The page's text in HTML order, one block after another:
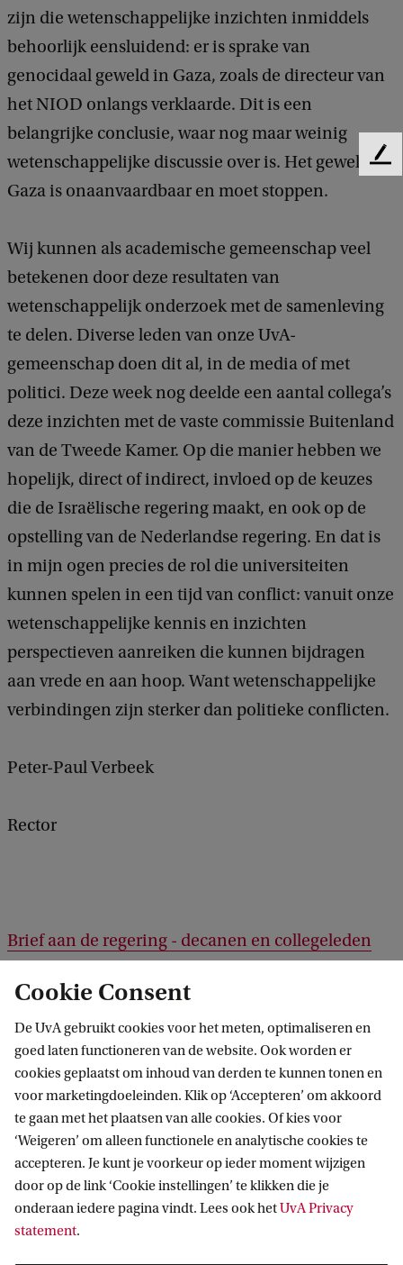
zijn die wetenschappelijke inzichten inmiddels
behoorlijk eensluidend: er is sprake van
genocidaal geweld in Gaza, zoals de directeur van
het NIOD onlangs verklaarde. Dit is een
belangrijke conclusie, waar nog maar weinig
wetenschappelijke discussie over is. Het geweld in
Gaza is onaanvaardbaar en moet stoppen.
Wij kunnen als academische gemeenschap veel
betekenen door deze resultaten van
wetenschappelijk onderzoek met de samenleving
te delen. Diverse leden van onze UvA-
gemeenschap doen dit al, in de media of met
politici. Deze week nog deelde een aantal collega’s
deze inzichten met de vaste commissie Buitenland
van de Tweede Kamer. Op die manier hebben we
hopelijk, direct of indirect, invloed op de keuzes
die de Israëlische regering maakt, en ook op de
opstelling van de Nederlandse regering. En dat is
in mijn ogen precies de rol die universiteiten
kunnen spelen in een tijd van conflict: vanuit onze
wetenschappelijke kennis en inzichten
perspectieven aanreiken die kunnen bijdragen
aan vrede en aan hoop. Want wetenschappelijke
verbindingen zijn sterker dan politieke conflicten.
Peter-Paul Verbeek
Rector
Brief aan de regering - decanen en collegeleden
Informatie voor
Bachelorstudiekiezers
Masterstudiekiezers
Direct naar
Cookie Consent
De UvA gebruikt cookies voor het meten, optimaliseren en
goed laten functioneren van de website. Ook worden er
cookies geplaatst om inhoud van derden te kunnen tonen en
voor marketingdoeleinden. Klik op ‘Accepteren’ om akkoord
te gaan met het plaatsen van alle cookies. Of kies voor
‘Weigeren’ om alleen functionele en analytische cookies te
accepteren. Je kunt je voorkeur op ieder moment wijzigen
door op de link ‘Cookie instellingen’ te klikken die je
onderaan iedere pagina vindt. Lees ook hetUvA Privacy
statement.
F
k